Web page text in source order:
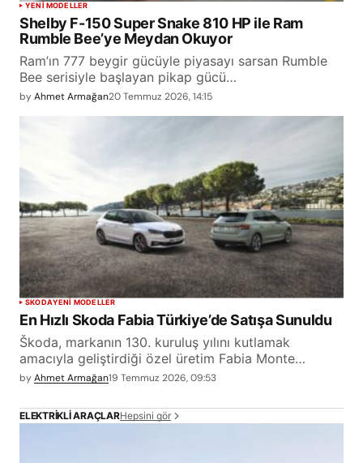
YENİ MODELLER
Shelby F-150 Super Snake 810 HP ile Ram
Rumble Bee’ye Meydan Okuyor
Ram’ın 777 beygir gücüyle piyasayı sarsan Rumble
Bee serisiyle başlayan pikap gücü…
byAhmet Armağan20 Temmuz 2026, 14:15
SKODAYENİ MODELLER
En Hızlı Skoda Fabia Türkiye’de Satışa Sunuldu
Škoda, markanın 130. kuruluş yılını kutlamak
amacıyla geliştirdiği özel üretim Fabia Monte…
byAhmet Armağan19 Temmuz 2026, 09:53
ELEKTRIKLI ARAÇLARHepsini gör